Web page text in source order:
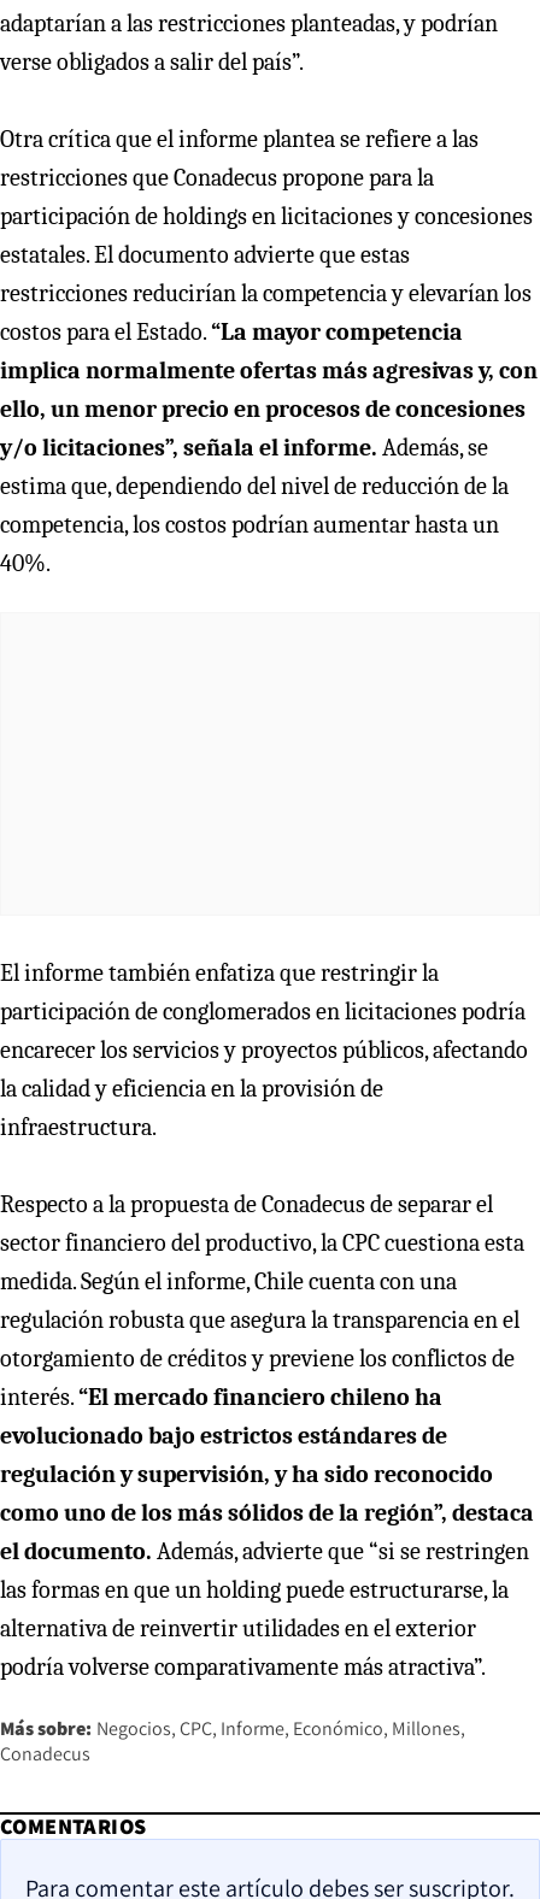
adaptarían a las restricciones planteadas, y podrían
verse obligados a salir del país”.
Otra crítica que el informe plantea se refiere a las
restricciones que Conadecus propone para la
participación de holdings en licitaciones y concesiones
estatales. El documento advierte que estas
restricciones reducirían la competencia y elevarían los
costos para el Estado.“La mayor competencia
implica normalmente ofertas más agresivas y, con
ello, un menor precio en procesos de concesiones
y/o licitaciones”, señala el informe. Además, se
estima que, dependiendo del nivel de reducción de la
competencia, los costos podrían aumentar hasta un
40%.
El informe también enfatiza que restringir la
participación de conglomerados en licitaciones podría
encarecer los servicios y proyectos públicos, afectando
la calidad y eficiencia en la provisión de
infraestructura.
Respecto a la propuesta de Conadecus de separar el
sector financiero del productivo, la CPC cuestiona esta
medida. Según el informe, Chile cuenta con una
regulación robusta que asegura la transparencia en el
otorgamiento de créditos y previene los conflictos de
interés.“El mercado financiero chileno ha
evolucionado bajo estrictos estándares de
regulación y supervisión, y ha sido reconocido
como uno de los más sólidos de la región”, destaca
el documento. Además, advierte que “si se restringen
las formas en que un holding puede estructurarse, la
alternativa de reinvertir utilidades en el exterior
podría volverse comparativamente más atractiva”.
Más sobre: Negocios CPC Informe Económico Millones
Conadecus
COMENTARIOS
Para comentar este artículo debes ser suscriptor.